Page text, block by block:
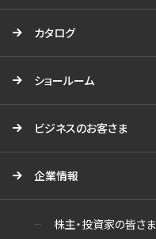
カタログ
ショールーム
ビジネスのお客さま
企業情報
株主・投資家の皆さま